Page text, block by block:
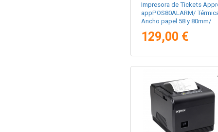
Impresora de Tickets
appPOS80ALARM/
Ancho papel 58 y 80mm/
129,00 €